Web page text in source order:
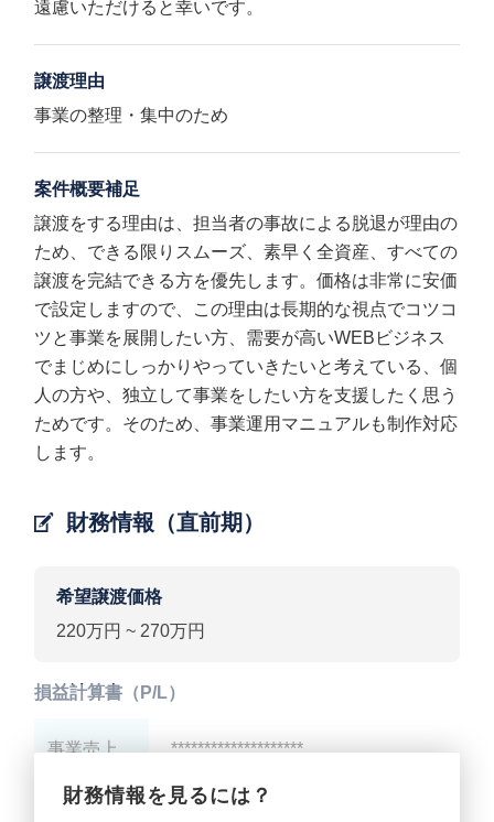
遠慮いただけると幸いです。
譲渡理由
事業の整理・集中のため
案件概要補足
譲渡をする理由は、担当者の事故による脱退が理由の
ため、できる限りスムーズ、素早く全資産、すべての
譲渡を完結できる方を優先します。価格は非常に安価
で設定しますので、この理由は長期的な視点でコツコ
ツと事業を展開したい方、需要が高いWEBビジネス
でまじめにしっかりやっていきたいと考えている、個
人の方や、独立して事業をしたい方を支援したく思う
ためです。そのため、事業運用マニュアルも制作対応
します。
財務情報（直前期）
希望譲渡価格
220万円 ~ 270万円
財務情報を見るには？
損益計算書（P/L）
事業売上 ********************
事業利益 ********************